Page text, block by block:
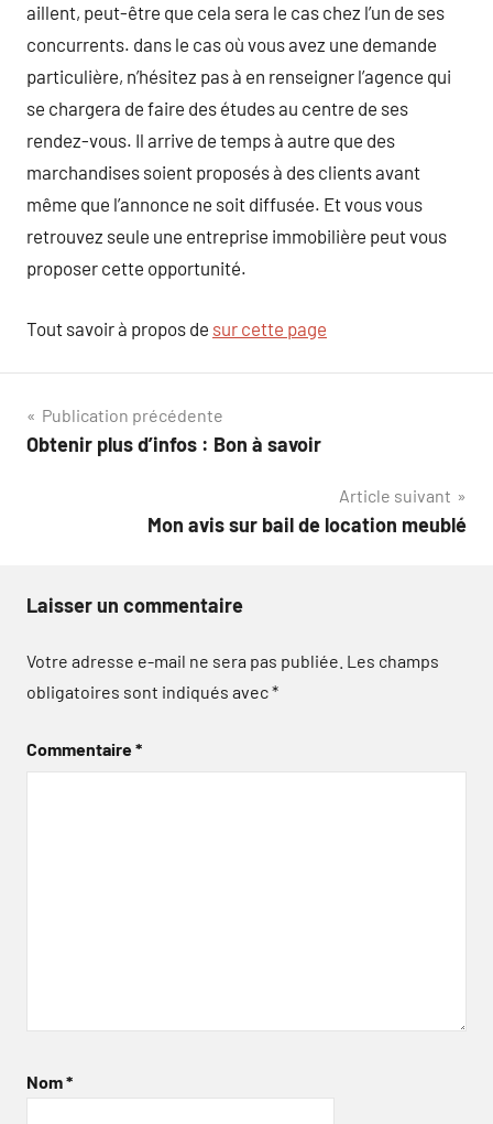
aillent, peut-être que cela sera le cas chez l’un de ses
concurrents. dans le cas où vous avez une demande
particulière, n’hésitez pas à en renseigner l’agence qui
se chargera de faire des études au centre de ses
rendez-vous. Il arrive de temps à autre que des
marchandises soient proposés à des clients avant
même que l’annonce ne soit diffusée. Et vous vous
retrouvez seule une entreprise immobilière peut vous
proposer cette opportunité.
Tout savoir à propos de sur cette page
Navigation
de
Publication précédente
Obtenir plus d’infos : Bon à savoir
Article suivant
Mon avis sur bail de location meublé
Laisser un commentaire
Votre adresse e-mail ne sera pas publiée. Les champs
obligatoires sont indiqués avec*
Commentaire*
Nom*